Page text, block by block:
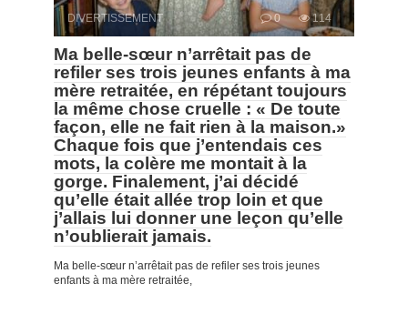
DIVERTISSEMENT 0 114
Ma belle-sœur n’arrêtait pas de
refiler ses trois jeunes enfants à ma
mère retraitée, en répétant toujours
la même chose cruelle : « De toute
façon, elle ne fait rien à la maison.»
Chaque fois que j’entendais ces
mots, la colère me montait à la
gorge. Finalement, j’ai décidé
qu’elle était allée trop loin et que
j’allais lui donner une leçon qu’elle
n’oublierait jamais.
Ma belle-sœur n’arrêtait pas de refiler ses trois jeunes
enfants à ma mère retraitée,